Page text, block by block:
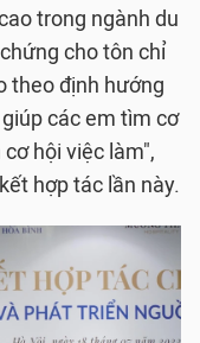
trong ngành du
cho tôn chỉ
theo định hướng
các em tìm cơ
hội việc làm",
hợp tác lần này.